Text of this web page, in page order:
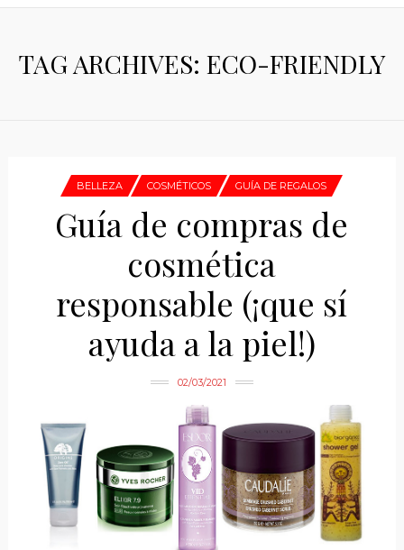
TAG ARCHIVES: ECO-FRIENDLY
BELLEZA COSMÉTICOS GUÍA DE REGALOS
Guía de compras de
cosmética
responsable (¡que sí
ayuda a la piel!)
02/03/2021